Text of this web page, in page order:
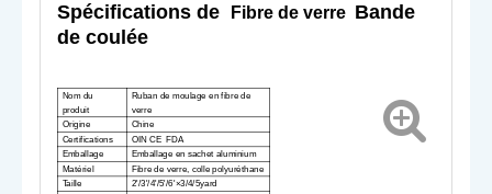
Spécifications de Fibre de verre Bande
de coulée
Nom du
produit
Ruban de moulage en fibre de
verre
Origine
Chine
Certifications
OIN CE FDA
Emballage
Emballage en sachet aluminium
Matériel
Fibre de verre, colle polyuréthane
Taille
2'/3'/4'/5'/6'×3/4/5yard